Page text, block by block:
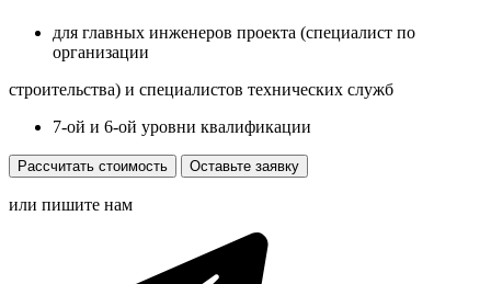
для главных инженеров проекта (специалист по
организации
строительства) и специалистов технических служб
7-ой и 6-ой уровни квалификации
Рассчитать стоимость Оставьте заявку
или пишите нам